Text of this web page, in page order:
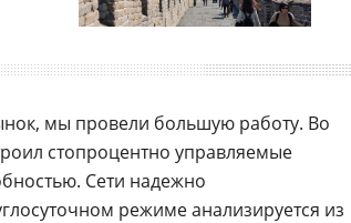
мы провели большую работу. Во
стопроцентно управляемые
Сети надежно
режиме анализируется из